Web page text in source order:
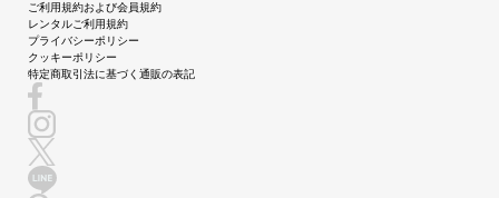
ご利用規約および会員規約
レンタルご利用規約
プライバシーポリシー
クッキーポリシー
特定商取引法に基づく通販の表記